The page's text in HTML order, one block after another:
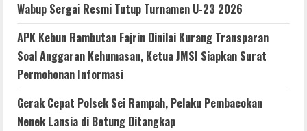
Wabup Sergai Resmi Tutup Turnamen U-23 2026
APK Kebun Rambutan Fajrin Dinilai Kurang Transparan
Soal Anggaran Kehumasan, Ketua JMSI Siapkan Surat
Permohonan Informasi
Gerak Cepat Polsek Sei Rampah, Pelaku Pembacokan
Nenek Lansia di Betung Ditangkap